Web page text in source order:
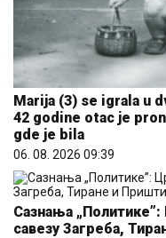
Marija (3) se igrala u
42 godine otac je
gde je bila
06. 08. 2026 09:39
Сазнања
савезу Загреба,